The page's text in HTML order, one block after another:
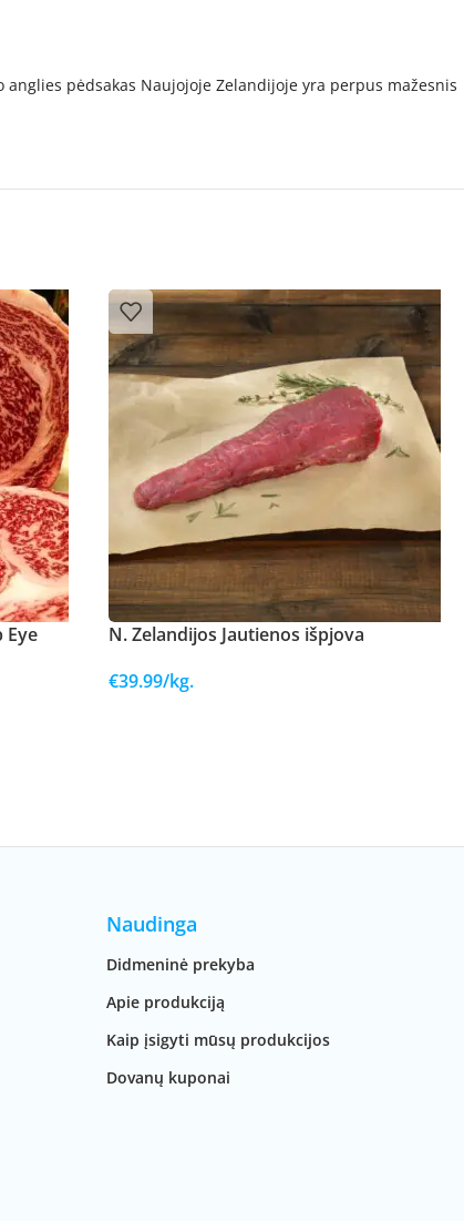
pėdsakas Naujojoje Zelandijoje yra perpus mažesnis
Eye
N. Zelandijos Jautienos išpjova
€39.99/kg.
Naudinga
Didmeninė prekyba
Apie produkciją
Kaip įsigyti mūsų produkcijos
Dovanų kuponai